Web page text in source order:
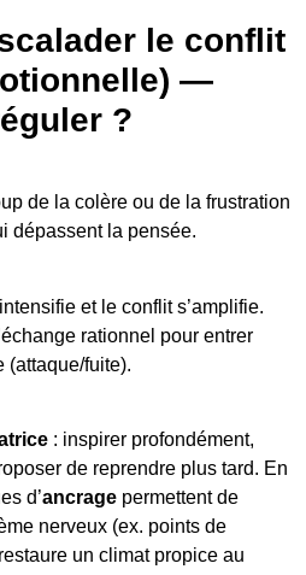
le conflit
—
?
de la colère ou de la frustration
dépassent la pensée.
et le conflit s’amplifie.
rationnel pour entrer
(attaque/fuite).
: inspirer profondément,
de reprendre plus tard. En
d’ancrage permettent de
nerveux (ex. points de
un climat propice au